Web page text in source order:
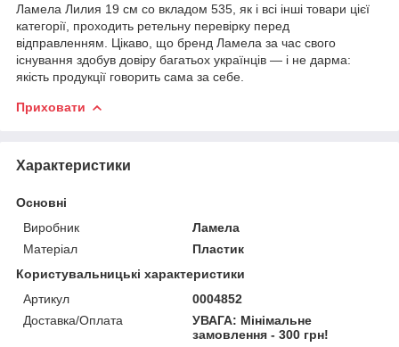
Ламела Лилия 19 см со вкладом 535, як і всі інші товари цієї
категорії, проходить ретельну перевірку перед
відправленням. Цікаво, що бренд Ламела за час свого
існування здобув довіру багатьох українців — і не дарма:
якість продукції говорить сама за себе.
Приховати
Характеристики
Основні
Виробник
Ламела
Матеріал
Пластик
Користувальницькі характеристики
Артикул
0004852
Доставка/Оплата
УВАГА: Мінімальне
замовлення - 300 грн!